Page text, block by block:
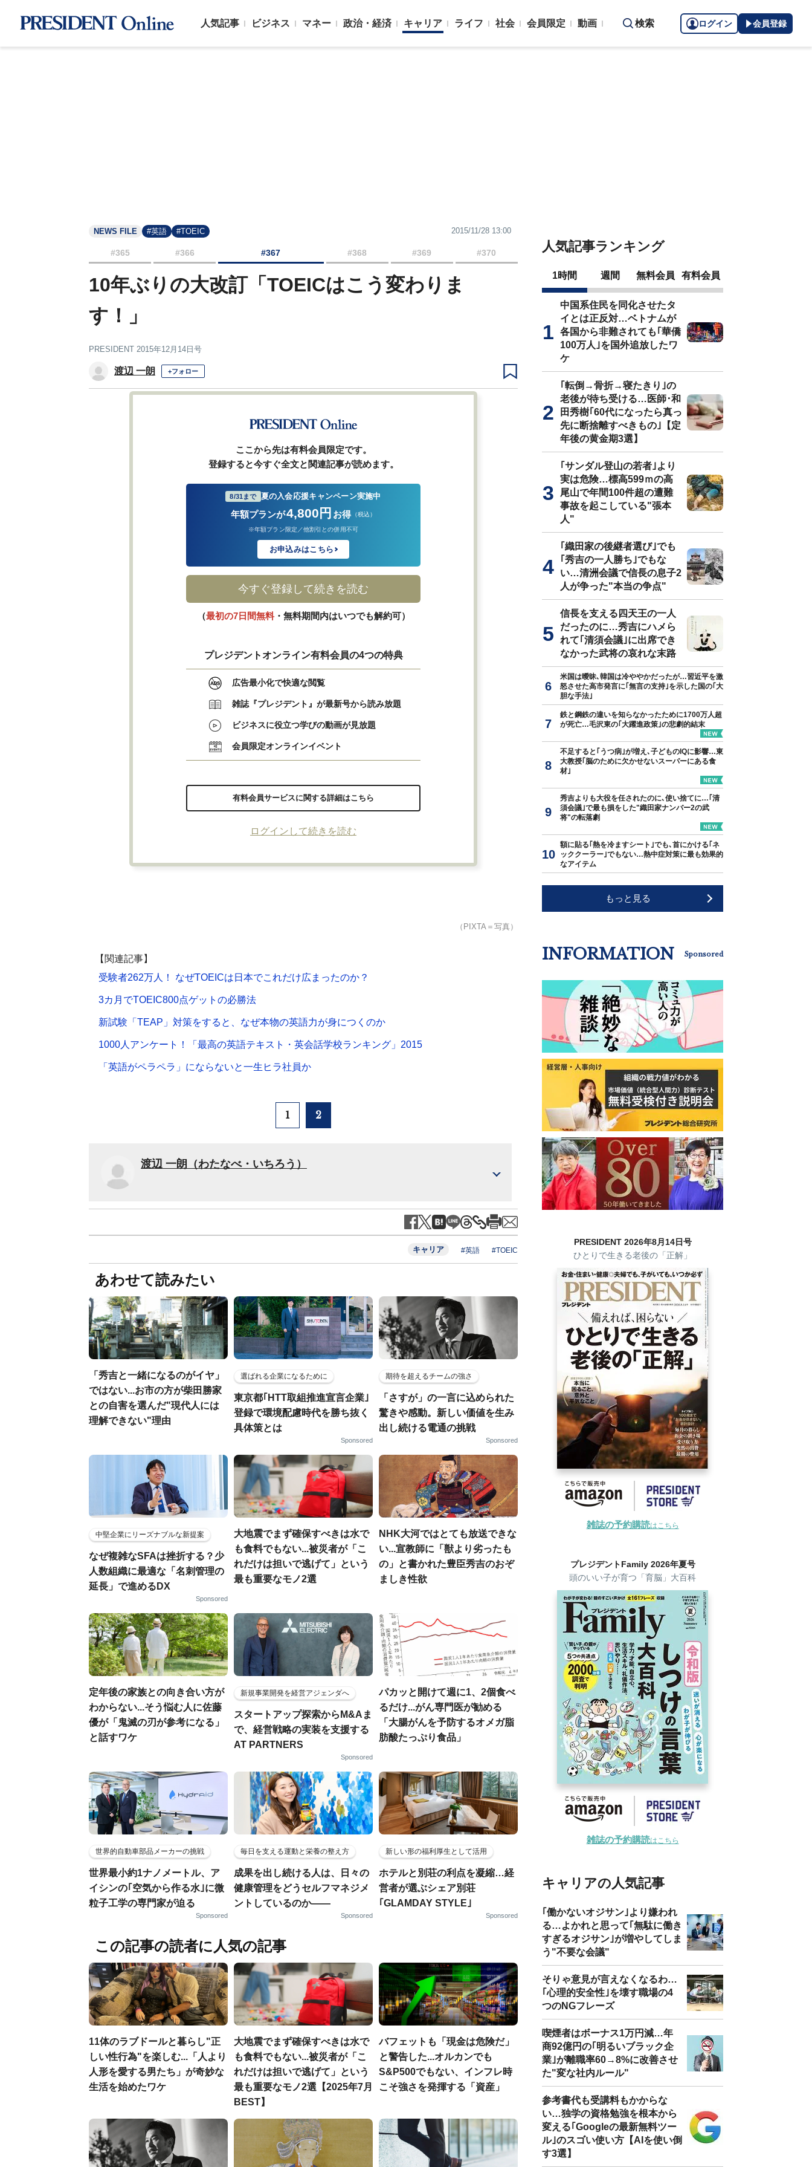
人気記事 ビジネス マネー 政治・経済 キャリア ライフ 社会 会員限定 動画 検索 ログイン 会員登録
NEWS FILE #英語 #TOEIC 2015/11/28 13:00
#365 #366 #367 #368 #369 #370
10年ぶりの大改訂「TOEICはこう変わりま
す！」
PRESIDENT 2015年12月14日号
渡辺 一朗 +フォロー
ここから先は有料会員限定です。
登録すると今すぐ全文と関連記事が読めます。
8/31まで 夏の入会応援キャンペーン実施中
年額プランが4,800円 お得 （税込）
※年額プラン限定／他割引との併用不可
お申込みはこちら
今すぐ登録して続きを読む
（最初の7日間無料・無料期間内はいつでも解約可）
プレジデントオンライン有料会員の4つの特典
広告最小化で快適な閲覧
雑誌『プレジデント』が最新号から読み放題
ビジネスに役立つ学びの動画が見放題
会員限定オンラインイベント
有料会員サービスに関する詳細はこちら
ログインして続きを読む
（PIXTA＝写真）
【関連記事】
受験者262万人！ なぜTOEICは日本でこれだけ広まったのか？
3カ月でTOEIC800点ゲットの必勝法
新試験「TEAP」対策をすると、なぜ本物の英語力が身につくのか
1000人アンケート！「最高の英語テキスト・英会話学校ランキング」2015
「英語がペラペラ」にならないと一生ヒラ社員か
1 2
渡辺 一朗（わたなべ・いちろう）
キャリア #英語 #TOEIC
あわせて読みたい
「秀吉と一緒になるのがイヤ」
ではない...お市の方が柴田勝家
との自害を選んだ"現代人には
理解できない"理由
選ばれる企業になるために
東京都｢HTT取組推進宣言企業｣
登録で環境配慮時代を勝ち抜く
具体策とは
Sponsored
期待を超えるチームの強さ
「さすが」の一言に込められた
驚きや感動。新しい価値を生み
出し続ける電通の挑戦
Sponsored
中堅企業にリーズナブルな新提案
なぜ複雑なSFAは挫折する？少
人数組織に最適な「名刺管理の
延長」で進めるDX
Sponsored
大地震でまず確保すべきは水で
も食料でもない...被災者が「こ
れだけは担いで逃げて」という
最も重要なモノ2選
NHK大河ではとても放送できな
い...宣教師に「獣より劣ったも
の」と書かれた豊臣秀吉のおぞ
ましき性欲
定年後の家族との向き合い方が
わからない...そう悩む人に佐藤
優が「鬼滅の刃が参考になる」
と話すワケ
新規事業開発を経営アジェンダへ
スタートアップ探索からM&Aま
で、経営戦略の実装を支援する
AT PARTNERS
Sponsored
パカッと開けて週に1、2個食べ
るだけ...がん専門医が勧める
「大腸がんを予防するオメガ脂
肪酸たっぷり食品」
世界的自動車部品メーカーの挑戦
世界最小約1ナノメートル、ア
イシンの｢空気から作る水｣に微
粒子工学の専門家が迫る
Sponsored
毎日を支える運動と栄養の整え方
成果を出し続ける人は、日々の
健康管理をどうセルフマネジメ
ントしているのか——
Sponsored
新しい形の福利厚生として活用
ホテルと別荘の利点を凝縮…経
営者が選ぶシェア別荘
｢GLAMDAY STYLE｣
Sponsored
この記事の読者に人気の記事
11体のラブドールと暮らし"正
しい性行為"を楽しむ...「人より
人形を愛する男たち」が奇妙な
生活を始めたワケ
大地震でまず確保すべきは水で
も食料でもない...被災者が「こ
れだけは担いで逃げて」という
最も重要なモノ2選【2025年7月
BEST】
バフェットも「現金は危険だ」
と警告した...オルカンでも
S&P500でもない、インフレ時
こそ強さを発揮する「資産」
人気記事ランキング
1時間 週間 無料会員 有料会員
中国系住民を同化させたタ
イとは正反対…ベトナムが
各国から非難されても｢華僑
100万人｣を国外追放したワ
ケ
｢転倒→骨折→寝たきり｣の
老後が待ち受ける…医師･和
田秀樹｢60代になったら真っ
先に断捨離すべきもの｣【定
年後の黄金期3選】
｢サンダル登山の若者｣より
実は危険…標高599ｍの高
尾山で年間100件超の遭難
事故を起こしている"張本
人"
｢織田家の後継者選び｣でも
｢秀吉の一人勝ち｣でもな
い…清洲会議で信長の息子2
人が争った"本当の争点"
信長を支える四天王の一人
だったのに…秀吉にハメら
れて｢清須会議｣に出席でき
なかった武将の哀れな末路
米国は曖昧､韓国は冷ややかだったが…習近平を激
怒させた高市発言に｢無言の支持｣を示した国の｢大
胆な手法｣
鉄と鋼鉄の違いを知らなかったために1700万人超
が死亡…毛沢東の｢大躍進政策｣の悲劇的結末
不足すると｢うつ病｣が増え､子どものIQに影響…東
大教授｢脳のために欠かせないスーパーにある食
材｣
秀吉よりも大役を任されたのに､使い捨てに…｢清
須会議｣で最も損をした"織田家ナンバー2の武
将"の転落劇
額に貼る｢熱を冷ますシート｣でも､首にかける｢ネ
ッククーラー｣でもない…熱中症対策に最も効果的
なアイテム
もっと見る
INFORMATION Sponsored
PRESIDENT 2026年8月14日号
ひとりで生きる老後の「正解」
雑誌の予約購読はこちら
プレジデントFamily 2026年夏号
頭のいい子が育つ「育脳」大百科
雑誌の予約購読はこちら
キャリアの人気記事
｢働かないオジサン｣より嫌われ
る…よかれと思って｢無駄に働き
すぎるオジサン｣が増やしてしま
う"不要な会議"
そりゃ意見が言えなくなるわ…
｢心理的安全性｣を壊す職場の4
つのNGフレーズ
喫煙者はボーナス1万円減…年
商92億円の｢明るいブラック企
業｣が離職率60→8%に改善させ
た"変な社内ルール"
参考書代も受講料もかからな
い…独学の資格勉強を根本から
変える｢Googleの最新無料ツー
ル｣のスゴい使い方【AIを使い倒
す3選】